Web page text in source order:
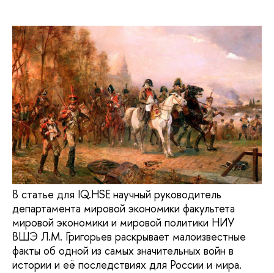
В статье для IQ.HSE научный руководитель
департамента мировой экономики факультета
мировой экономики и мировой политики НИУ
ВШЭ Л.М. Григорьев раскрывает малоизвестные
факты об одной из самых значительных войн в
истории и её последствиях для России и мира.